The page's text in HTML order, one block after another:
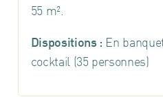
55 m².
Dispositions : En
cocktail (35 personnes)